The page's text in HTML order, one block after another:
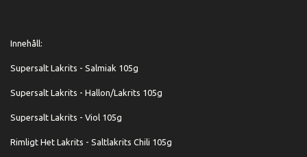
Innehåll:
Supersalt Lakrits - Salmiak 105g
Supersalt Lakrits - Hallon/Lakrits 105g
Supersalt Lakrits - Viol 105g
Rimligt Het Lakrits - Saltlakrits Chili 105g